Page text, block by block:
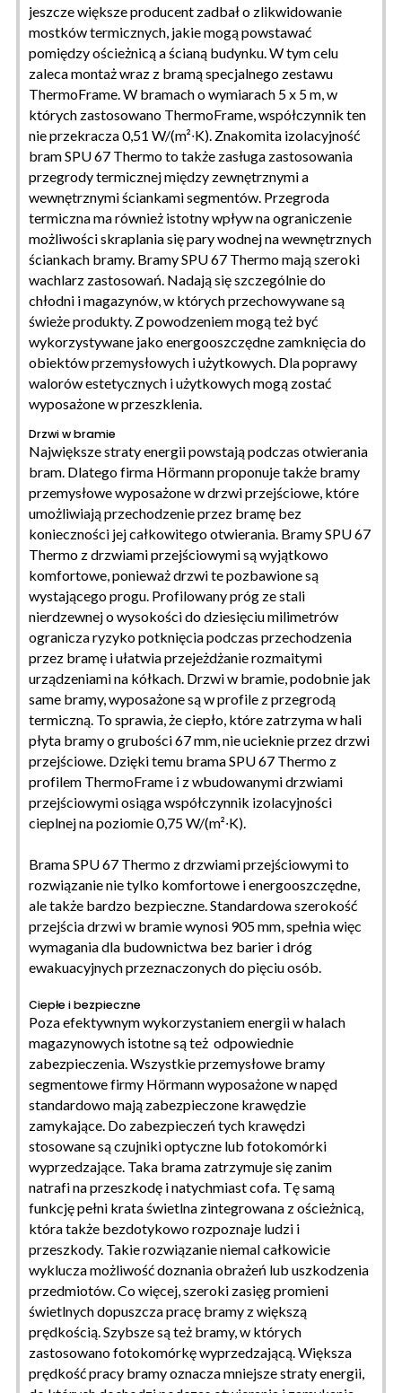
jeszcze większe producent zadbał o zlikwidowanie
mostków termicznych, jakie mogą powstawać
pomiędzy ościeżnicą a ścianą budynku. W tym celu
zaleca montaż wraz z bramą specjalnego zestawu
ThermoFrame. W bramach o wymiarach 5 x 5 m, w
których zastosowano ThermoFrame, współczynnik ten
nie przekracza 0,51 W/(m²∙K). Znakomita izolacyjność
bram SPU 67 Thermo to także zasługa zastosowania
przegrody termicznej między zewnętrznymi a
wewnętrznymi ściankami segmentów. Przegroda
termiczna ma również istotny wpływ na ograniczenie
możliwości skraplania się pary wodnej na wewnętrznych
ściankach bramy. Bramy SPU 67 Thermo mają szeroki
wachlarz zastosowań. Nadają się szczególnie do
chłodni i magazynów, w których przechowywane są
świeże produkty. Z powodzeniem mogą też być
wykorzystywane jako energooszczędne zamknięcia do
obiektów przemysłowych i użytkowych. Dla poprawy
walorów estetycznych i użytkowych mogą zostać
wyposażone w przeszklenia.
Drzwi w bramie
Największe straty energii powstają podczas otwierania
bram. Dlatego firma Hörmann proponuje także bramy
przemysłowe wyposażone w drzwi przejściowe, które
umożliwiają przechodzenie przez bramę bez
konieczności jej całkowitego otwierania. Bramy SPU 67
Thermo z drzwiami przejściowymi są wyjątkowo
komfortowe, ponieważ drzwi te pozbawione są
wystającego progu. Profilowany próg ze stali
nierdzewnej o wysokości do dziesięciu milimetrów
ogranicza ryzyko potknięcia podczas przechodzenia
przez bramę i ułatwia przejeżdżanie rozmaitymi
urządzeniami na kółkach. Drzwi w bramie, podobnie jak
same bramy, wyposażone są w profile z przegrodą
termiczną. To sprawia, że ciepło, które zatrzyma w hali
płyta bramy o grubości 67 mm, nie ucieknie przez drzwi
przejściowe. Dzięki temu brama SPU 67 Thermo z
profilem ThermoFrame i z wbudowanymi drzwiami
przejściowymi osiąga współczynnik izolacyjności
cieplnej na poziomie 0,75 W/(m²∙K).
Brama SPU 67 Thermo z drzwiami przejściowymi to
rozwiązanie nie tylko komfortowe i energooszczędne,
ale także bardzo bezpieczne. Standardowa szerokość
przejścia drzwi w bramie wynosi 905 mm, spełnia więc
wymagania dla budownictwa bez barier i dróg
ewakuacyjnych przeznaczonych do pięciu osób.
Ciepłe i bezpieczne
Poza efektywnym wykorzystaniem energii w halach
magazynowych istotne są też odpowiednie
zabezpieczenia. Wszystkie przemysłowe bramy
segmentowe firmy Hörmann wyposażone w napęd
standardowo mają zabezpieczone krawędzie
zamykające. Do zabezpieczeń tych krawędzi
stosowane są czujniki optyczne lub fotokomórki
wyprzedzające. Taka brama zatrzymuje się zanim
natrafi na przeszkodę i natychmiast cofa. Tę samą
funkcję pełni krata świetlna zintegrowana z ościeżnicą,
która także bezdotykowo rozpoznaje ludzi i
przeszkody. Takie rozwiązanie niemal całkowicie
wyklucza możliwość doznania obrażeń lub uszkodzenia
przedmiotów. Co więcej, szeroki zasięg promieni
świetlnych dopuszcza pracę bramy z większą
prędkością. Szybsze są też bramy, w których
zastosowano fotokomórkę wyprzedzającą. Większa
prędkość pracy bramy oznacza mniejsze straty energii,